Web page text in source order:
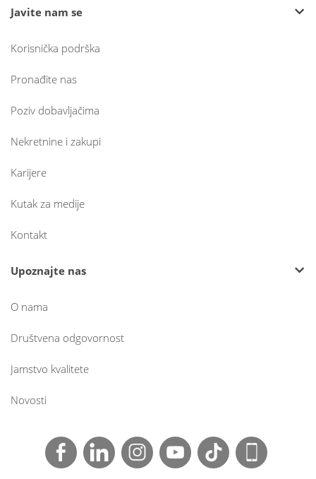
Javite nam se
Korisnička podrška
Pronađite nas
Poziv dobavljačima
Nekretnine i zakupi
Karijere
Kutak za medije
Kontakt
Upoznajte nas
O nama
Društvena odgovornost
Jamstvo kvalitete
Novosti